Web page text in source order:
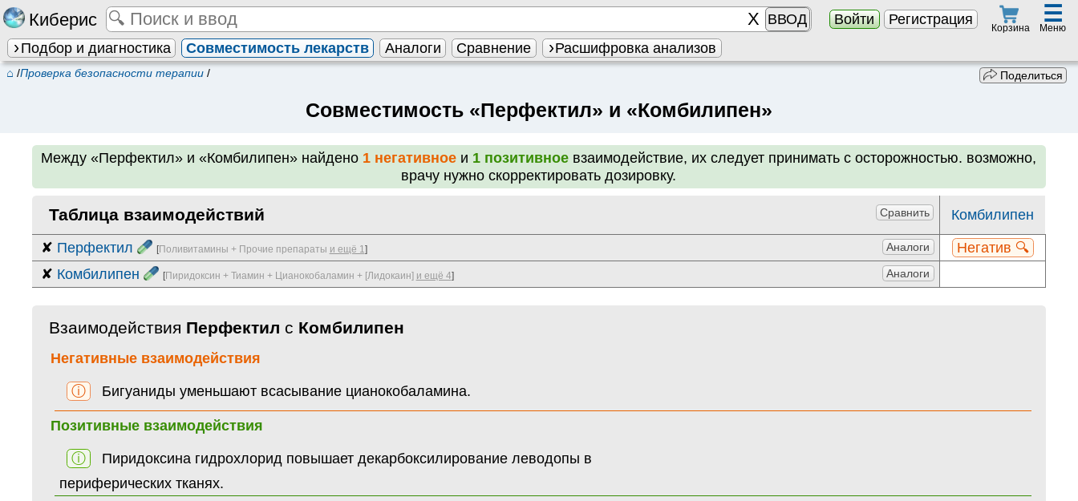
Киберис ВВОД Войти Регистрация
Корзина
☰
Меню
Подбор и диагностика Совместимость лекарств Аналоги Сравнение Расшифровка анализов
⌂ /Проверка безопасности терапии/ Поделиться
Совместимость «Перфектил» и «Комбилипен»
Между«Перфектил» и «Комбилипен» найдено 1 негативное и 1 позитивное взаимодействие, их следует принимать с осторожностью. возможно,
врачу нужно скорректировать дозировку.
Таблица взаимодействий Сравнить Комбилипен
✘ Перфектил [Поливитамины + Прочие препараты и ещё 1] Аналоги
Негатив 🔍
✘ Комбилипен [Пиридоксин + Тиамин + Цианокобаламин + [Лидокаин] и ещё 4] Аналоги
Взаимодействия Перфектил с Комбилипен
Негативные взаимодействия
ⓘ Бигуаниды уменьшают всасывание цианокобаламина.
Позитивные взаимодействия
ⓘ
Пиридоксина гидрохлорид повышает декарбоксилирование леводопы в
периферических тканях.